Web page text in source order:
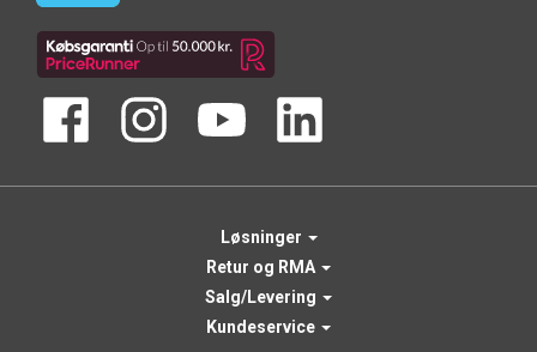
Løsninger
Retur og RMA
Salg/Levering
Kundeservice